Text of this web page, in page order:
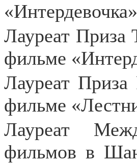
Лауреат Приза
фильме
Лауреат
фильме
Лауреат
фильмов в